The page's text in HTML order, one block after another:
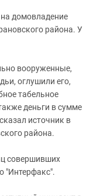
В ЧЕЧНЕ
АКТИВИСТОВ
домовладение
района. У
вооруженные,
оглушили его,
табельное
деньги в сумме
источник в
района.
совершивших
"Интерфакс".